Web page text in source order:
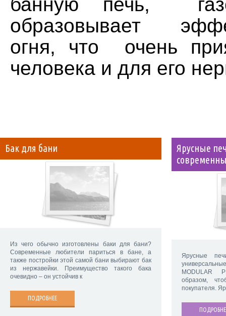
образовывает
огня, что очень
человека и для его
Бак для бани
Из чего обычно изготовлены баки для бани?
Современные любители париться в бане, а
также постройки этой самой бани выбирают бак
из нержавейки. Преимущество такого бака
очевидно – он устойчив к
ПОДРОБНЕЕ
Ярусные
Ярусные
MODULAR
образом,
покупателя.